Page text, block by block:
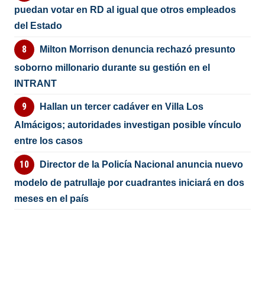
puedan votar en RD al igual que otros empleados
del Estado
Milton Morrison denuncia rechazó presunto
soborno millonario durante su gestión en el
INTRANT
Hallan un tercer cadáver en Villa Los
Almácigos; autoridades investigan posible vínculo
entre los casos
Director de la Policía Nacional anuncia nuevo
modelo de patrullaje por cuadrantes iniciará en dos
meses en el país